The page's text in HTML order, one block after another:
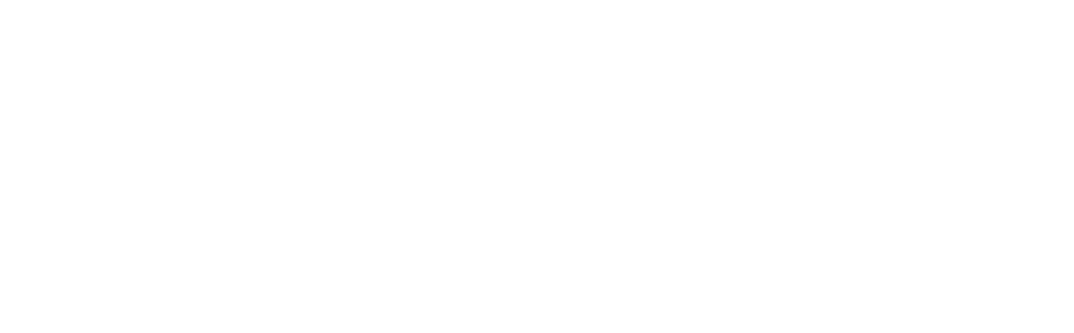
s čítárnou, konferenční sály, obchod se suvenýry. Venku bazén, bar a terasa s lehátky a slunečníky zdarma, osušky oproti kauci.
31.10.2026):